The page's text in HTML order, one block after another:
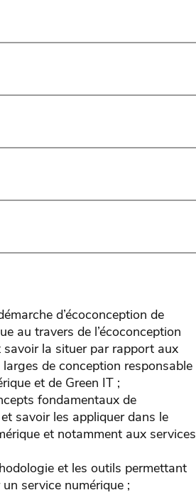
d’écoconception de
au travers de l’écoconception
savoir la situer par rapport aux
de conception responsable
et de Green IT ;
fondamentaux de
savoir les appliquer dans le
et notamment aux services
et les outils permettant
service numérique ;